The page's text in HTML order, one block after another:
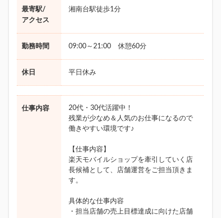
最寄駅/
アクセス
湘南台駅徒歩1分
勤務時間 09:00～21:00 休憩60分
休日 平日休み
仕事内容
20代・30代活躍中！
残業が少なめ＆人気のお仕事になるので
働きやすい環境です♪
【仕事内容】
楽天モバイルショップを牽引していく店
長候補として、店舗運営をご担当頂きま
す。
具体的な仕事内容
・担当店舗の売上目標達成に向けた店舗